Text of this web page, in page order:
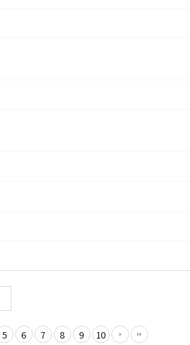
5 6 7 8 9 10